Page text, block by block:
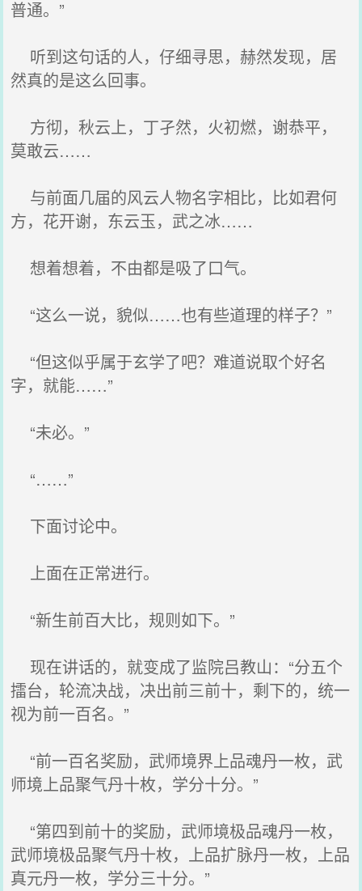
普通。”
听到这句话的人，仔细寻思，赫然发现，居
然真的是这么回事。
方彻，秋云上，丁孑然，火初燃，谢恭平，
莫敢云……
与前面几届的风云人物名字相比，比如君何
方，花开谢，东云玉，武之冰……
想着想着，不由都是吸了口气。
“这么一说，貌似……也有些道理的样子？”
“但这似乎属于玄学了吧？难道说取个好名
字，就能……”
“未必。”
“……”
下面讨论中。
上面在正常进行。
“新生前百大比，规则如下。”
现在讲话的，就变成了监院吕教山：“分五个
擂台，轮流决战，决出前三前十，剩下的，统一
视为前一百名。”
“前一百名奖励，武师境界上品魂丹一枚，武
师境上品聚气丹十枚，学分十分。”
“第四到前十的奖励，武师境极品魂丹一枚，
武师境极品聚气丹十枚，上品扩脉丹一枚，上品
真元丹一枚，学分三十分。”